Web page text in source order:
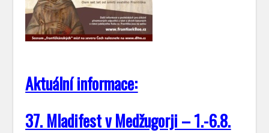
Aktuální informace:
37. Mladifest v Medžugorji – 1.-6.8.